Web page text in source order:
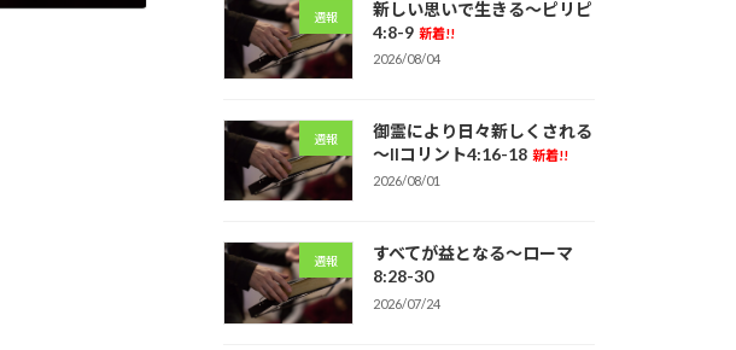
週報
新しい思いで生きる～ピリピ
4:8-9 新着!!
2026/08/04
週報
御霊により日々新しくされる
～IIコリント4:16-18 新着!!
2026/08/01
週報
すべてが益となる～ローマ
8:28-30
2026/07/24